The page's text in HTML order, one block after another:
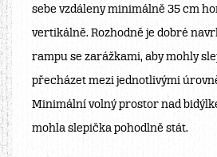
sebe vzdáleny minimálně 35 cm
vertikálně. Rozhodně je dobré
rampu se zarážkami, aby mohly
přecházet mezi jednotlivými
Minimální volný prostor nad
mohla slepička pohodlně stát.